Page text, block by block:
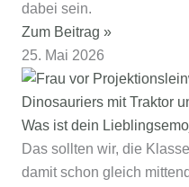
dabei sein.
Zum Beitrag »
25. Mai 2026
Was ist dein
Das sollten wir, die
damit schon gleich